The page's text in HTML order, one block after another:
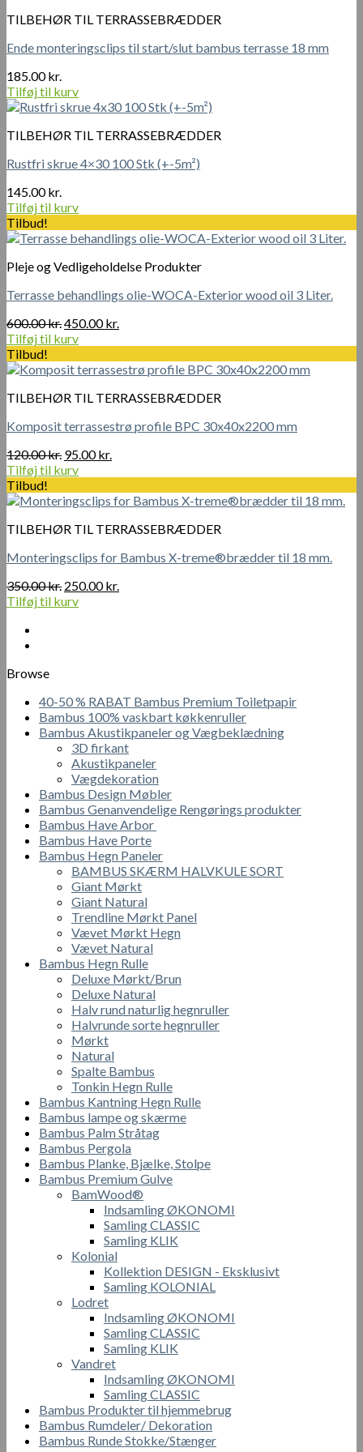
200.00 kr..160.00 kr..
TILBEHØR TIL TERRASSEBRÆDDER
Ende monteringsclips til start/slut bambus terrasse 18 mm
185.00kr.
Tilføj til kurv
TILBEHØR TIL TERRASSEBRÆDDER
Rustfri skrue 4×30 100 Stk (+-5m²)
145.00kr.
Tilføj til kurv
Tilbud!
Pleje og Vedligeholdelse Produkter
Terrasse behandlings olie-WOCA-Exterior wood oil 3 Liter.
600.00kr.Den
oprindelige
var:
450.00kr.
er:
Tilføj til kurv
Tilbud!
TILBEHØR TIL TERRASSEBRÆDDER
Komposit terrassestrø profile BPC 30x40x2200 mm
120.00kr. Den
oprindelige
var:
95.00kr.
er:
Tilføj til kurv
Tilbud!
TILBEHØR TIL TERRASSEBRÆDDER
Monteringsclips for Bambus X-treme®brædder til 18 mm.
350.00kr. Den
oprindelige
250.00kr.
Tilføj til kurv
Browse
40-50 % RABAT Bambus Premium Toiletpapir
Bambus 100% vaskbart køkkenruller
Bambus Akustikpaneler og Vægbeklædning
3D firkant
Akustikpaneler
Vægdekoration
Bambus Design Møbler
Bambus Genanvendelige Rengørings produkter
Bambus Have Arbor
Bambus Have Porte
Bambus Hegn Paneler
BAMBUS SKÆRM HALVKULE SORT
Giant Mørkt
Giant Natural
Trendline Mørkt Panel
Vævet Mørkt Hegn
Vævet Natural
Bambus Hegn Rulle
Deluxe Mørkt/Brun
Deluxe Natural
Halv rund naturlig hegnruller
Halvrunde sorte hegnruller
Mørkt
Natural
Spalte Bambus
Tonkin Hegn Rulle
Bambus Kantning Hegn Rulle
Bambus lampe og skærme
Bambus Palm Stråtag
Bambus Pergola
Bambus Planke, Bjælke, Stolpe
Bambus Premium Gulve
BamWood®
Indsamling ØKONOMI
Samling CLASSIC
Samling KLIK
Kolonial
Kollektion DESIGN - Eksklusivt
Samling KOLONIAL
Lodret
Indsamling ØKONOMI
Samling CLASSIC
Samling KLIK
Vandret
Indsamling ØKONOMI
Samling CLASSIC
Bambus Produkter til hjemmebrug
Bambus Rumdeler/ Dekoration
Bambus Runde Stokke/Stænger